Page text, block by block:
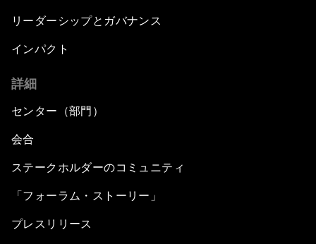
リーダーシップとガバナンス
インパクト
詳細
センター（部門）
会合
ステークホルダーのコミュニティ
「フォーラム・ストーリー」
プレスリリース